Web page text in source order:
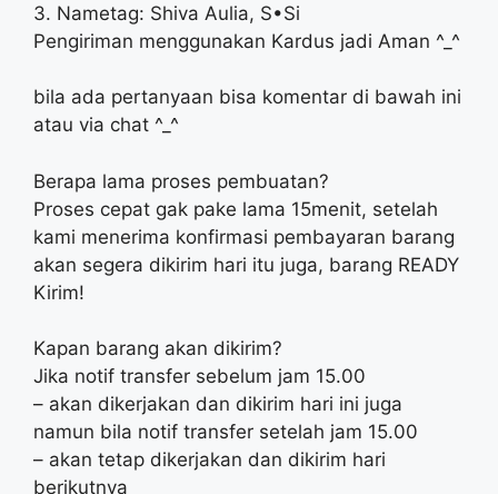
3. Nametag: Shiva Aulia, S•Si
Pengiriman menggunakan Kardus jadi Aman ^_^
bila ada pertanyaan bisa komentar di bawah ini
atau via chat ^_^
Berapa lama proses pembuatan?
Proses cepat gak pake lama 15menit, setelah
kami menerima konfirmasi pembayaran barang
akan segera dikirim hari itu juga, barang READY
Kirim!
Kapan barang akan dikirim?
Jika notif transfer sebelum jam 15.00
– akan dikerjakan dan dikirim hari ini juga
namun bila notif transfer setelah jam 15.00
– akan tetap dikerjakan dan dikirim hari
berikutnya